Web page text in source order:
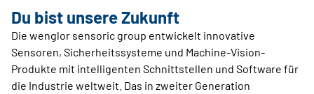
Du bist unsere Zukunft
Die wenglor sensoric group entwickelt innovative
Sensoren, Sicherheitssysteme und Machine-Vision-
Produkte mit intelligenten Schnittstellen und Software für
die Industrie weltweit. Das in zweiter Generation